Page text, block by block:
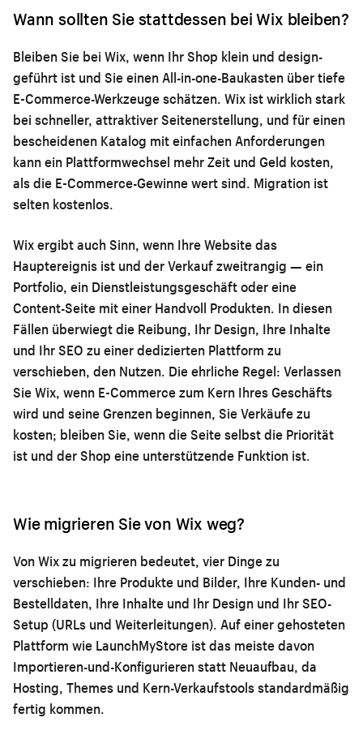
Wann sollten Sie stattdessen bei Wix bleiben?
Bleiben Sie bei Wix, wenn Ihr Shop klein und design-
geführt ist und Sie einen All-in-one-Baukasten über tiefe
E-Commerce-Werkzeuge schätzen. Wix ist wirklich stark
bei schneller, attraktiver Seitenerstellung, und für einen
bescheidenen Katalog mit einfachen Anforderungen
kann ein Plattformwechsel mehr Zeit und Geld kosten,
als die E-Commerce-Gewinne wert sind. Migration ist
selten kostenlos.
Wix ergibt auch Sinn, wenn Ihre Website das
Hauptereignis ist und der Verkauf zweitrangig — ein
Portfolio, ein Dienstleistungsgeschäft oder eine
Content-Seite mit einer Handvoll Produkten. In diesen
Fällen überwiegt die Reibung, Ihr Design, Ihre Inhalte
und Ihr SEO zu einer dedizierten Plattform zu
verschieben, den Nutzen. Die ehrliche Regel: Verlassen
Sie Wix, wenn E-Commerce zum Kern Ihres Geschäfts
wird und seine Grenzen beginnen, Sie Verkäufe zu
kosten; bleiben Sie, wenn die Seite selbst die Priorität
ist und der Shop eine unterstützende Funktion ist.
Wie migrieren Sie von Wix weg?
Von Wix zu migrieren bedeutet, vier Dinge zu
verschieben: Ihre Produkte und Bilder, Ihre Kunden- und
Bestelldaten, Ihre Inhalte und Ihr Design und Ihr SEO-
Setup (URLs und Weiterleitungen). Auf einer gehosteten
Plattform wie LaunchMyStore ist das meiste davon
Importieren-und-Konfigurieren statt Neuaufbau, da
Hosting, Themes und Kern-Verkaufstools standardmäßig
fertig kommen.